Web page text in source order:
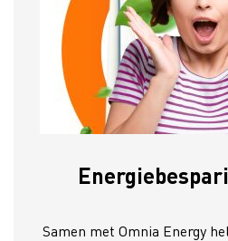
Samen met Omnia Energy